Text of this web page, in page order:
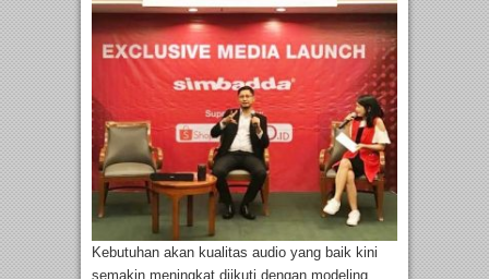
Kebutuhan akan kualitas audio yang baik kini
semakin meningkat diikuti dengan modeling